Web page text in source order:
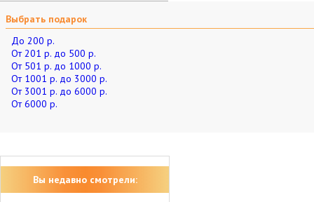
Выбрать подарок
До 200 р.
От 201 р. до 500 р.
От 501 р. до 1000 р.
От 1001 р. до 3000 р.
От 3001 р. до 6000 р.
От 6000 р.
Вы недавно смотрели: